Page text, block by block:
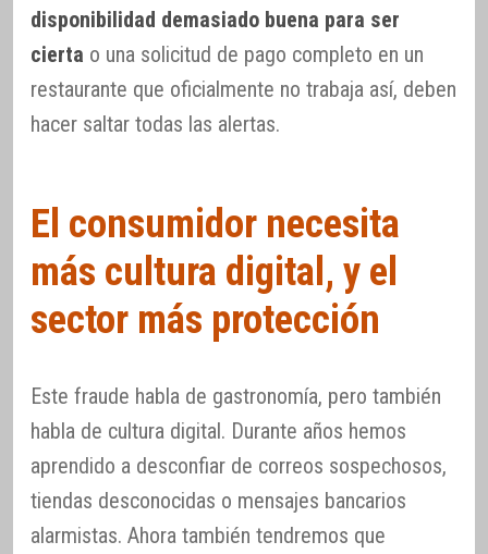
disponibilidad demasiado buena para ser
cierta o una solicitud de pago completo en un
restaurante que oficialmente no trabaja así, deben
hacer saltar todas las alertas.
El consumidor necesita
más cultura digital, y el
sector más protección
Este fraude habla de gastronomía, pero también
habla de cultura digital. Durante años hemos
aprendido a desconfiar de correos sospechosos,
tiendas desconocidas o mensajes bancarios
alarmistas. Ahora también tendremos que